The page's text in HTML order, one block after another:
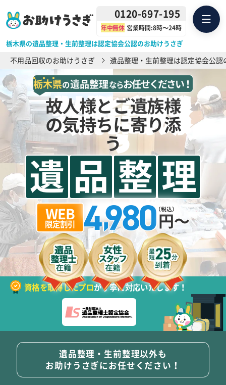
栃木県の遺品整理・生前整理は認定協会公認のお助けうさぎ
0120-697-195
年中無休 営業時間:8時〜24時
不用品回収のお助けうさぎ 遺品整理・生前整理は認定協会公
栃木県の遺品整理ならお任せください！
故人様とご遺族様
の気持ちに寄り添
う
遺 品 整 理
WEB
限定割引 4,
980円～
（税込）
資格を取得したプロが丁寧に対応いたします！
遺品整理・生前整理以外も
お助けうさぎにお任せください！